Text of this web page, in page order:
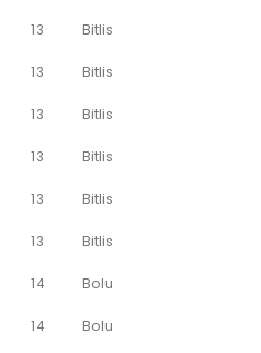
13
Bitlis
13
Bitlis
13
Bitlis
13
Bitlis
13
Bitlis
13
Bitlis
14
Bolu
14
Bolu